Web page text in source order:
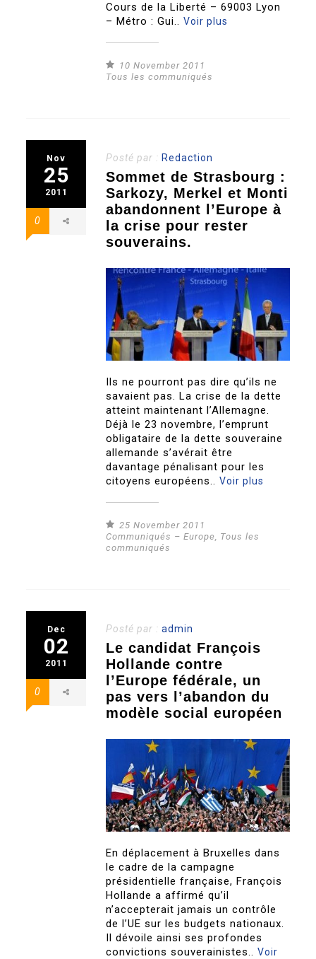
Cours de la Liberté – 69003 Lyon
– Métro : Gui..Voir plus
10 November 2011
Tous les communiqués
Nov
25
2011
0
Posté par : Redaction
Sommet de Strasbourg :
Sarkozy, Merkel et Monti
abandonnent l’Europe à
la crise pour rester
souverains.
Ils ne pourront pas dire qu’ils ne
savaient pas. La crise de la dette
atteint maintenant l’Allemagne.
Déjà le 23 novembre, l’emprunt
obligataire de la dette souveraine
allemande s’avérait être
davantage pénalisant pour les
citoyens européens..Voir plus
25 November 2011
Communiqués – Europe, Tous les
communiqués
Dec
02
2011
0
Posté par :admin
Le candidat François
Hollande contre
l’Europe fédérale, un
pas vers l’abandon du
modèle social européen
En déplacement à Bruxelles dans
le cadre de la campagne
présidentielle française, François
Hollande a affirmé qu’il
n’accepterait jamais un contrôle
de l’UE sur les budgets nationaux.
Il dévoile ainsi ses profondes
convictions souverainistes..Voir